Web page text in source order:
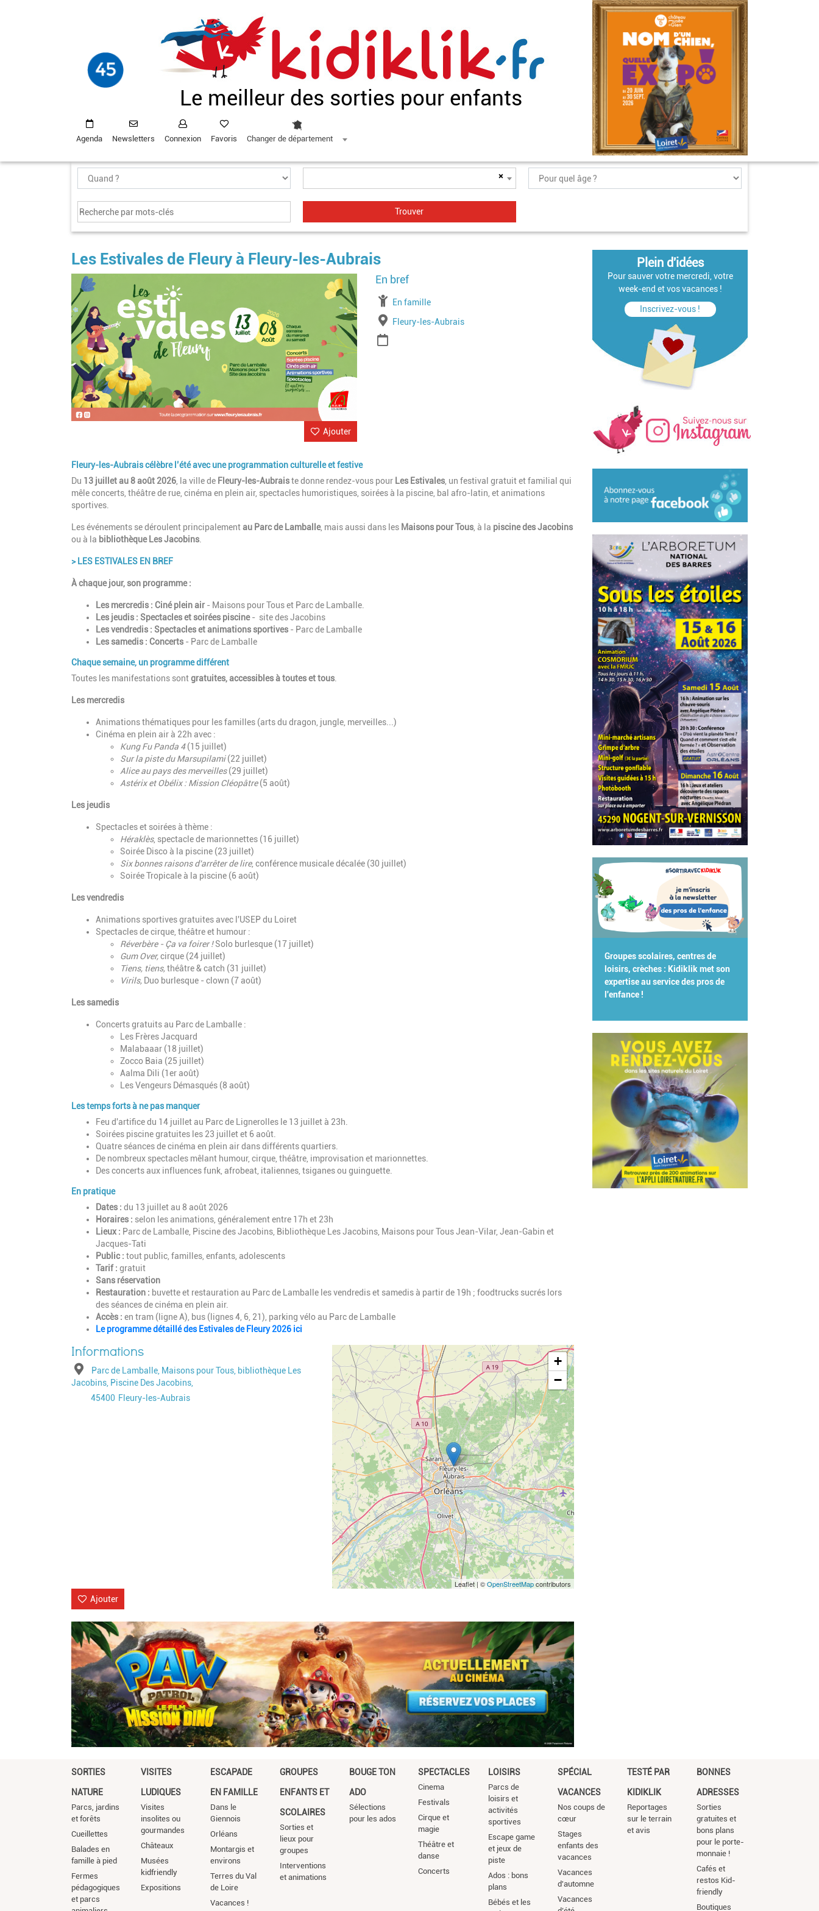
Le meilleur des sorties pour enfants
Agenda Newsletters Connexion Favoris Changer de département
×
Les Estivales de Fleury à Fleury-les-Aubrais
Image
Ajouter
À partir de
En famille
Lieu
Fleury-les-Aubrais
Fleury-les-Aubrais célèbre l’été avec une programmation culturelle et festive
Du 13 juillet au 8 août 2026 , la ville de Fleury-les-Aubraiste donne rendez-vous pour Les Estivales , un festival gratuit et familial qui
mêle concerts, théâtre de rue, cinéma en plein air, spectacles humoristiques, soirées à la piscine, bal afro-latin, et animations
sportives.
Les événements se déroulent principalementau Parc de Lamballe, mais aussi dans les Maisons pour Tous , à la piscine des Jacobins
ou à la bibliothèque Les Jacobins
> LES ESTIVALES EN BREF
À chaque jour, son programme :
Les mercredis : Ciné plein air - Maisons pour Tous et Parc de Lamballe.
Les jeudis : Spectacles et soirées piscine- site des Jacobins
Les vendredis : Spectacles et animations sportives - Parc de Lamballe
Les samedis : Concerts - Parc de Lamballe
Chaque semaine, un programme différent
Toutes les manifestations sontgratuites, accessibles à toutes et tous
Les mercredis
Animations thématiques pour les familles (arts du dragon, jungle, merveilles...)
Cinéma en plein air à 22h avec :
Kung Fu Panda 4(15 juillet)
Sur la piste du Marsupilami(22 juillet)
Alice au pays des merveilles(29 juillet)
Astérix et Obélix : Mission Cléopâtre(5 août)
Les jeudis
Spectacles et soirées à thème :
Héraklès, spectacle de marionnettes (16 juillet)
Soirée Disco à la piscine (23 juillet)
Six bonnes raisons d'arrêter de lire, conférence musicale décalée (30 juillet)
Soirée Tropicale à la piscine (6 août)
Les vendredis
Animations sportives gratuites avec l'USEP du Loiret
Spectacles de cirque, théâtre et humour :
Réverbère - Ça va foirer !Solo burlesque (17 juillet)
Gum Over,cirque (24 juillet)
Tiens, tiens,théâtre & catch (31 juillet)
Virils, Duo burlesque - clown (7 août)
Les samedis
Concerts gratuits au Parc de Lamballe :
Les Frères Jacquard
Malabaaar (18 juillet)
Zocco Baia (25 juillet)
Aalma Dili (1er août)
Les Vengeurs Démasqués (8 août)
Les temps forts à ne pas manquer
Feu d'artifice du 14 juillet au Parc de Lignerolles le 13 juillet à 23h.
Soirées piscine gratuites les 23 juillet et 6 août.
Quatre séances de cinéma en plein air dans différents quartiers.
De nombreux spectacles mêlant humour, cirque, théâtre, improvisation et marionnettes.
Des concerts aux influences funk, afrobeat, italiennes, tsiganes ou guinguette.
En pratique
Dates : du 13 juillet au 8 août 2026
Horaires : selon les animations, généralement entre 17h et 23h
Lieux : Parc de Lamballe, Piscine des Jacobins, Bibliothèque Les Jacobins, Maisons pour Tous Jean-Vilar, Jean-Gabin et
Jacques-Tati
Public : tout public, familles, enfants, adolescents
Tarif : gratuit
Sans réservation
Restauration : buvette et restauration au Parc de Lamballe les vendredis et samedis à partir de 19h ; foodtrucks sucrés lors
des séances de cinéma en plein air.
Accès : en tram (ligne A), bus (lignes 4, 6, 21), parking vélo au Parc de Lamballe
Le programme détaillé des Estivales de Fleury 2026 ici
AdresseParc de Lamballe, Maisons pour Tous, bibliothèque Les
Jacobins, Piscine Des Jacobins,
Code postal
45400 Ville
Fleury-les-Aubrais
Geolocalisation
+
−
Leaflet | ©OpenStreetMapcontributors
Ajouter
Plein d'idées
Pour sauver votre mercredi, votre
week-end et vos vacances !
Inscrivez-vous !
Groupes scolaires, centres de
loisirs, crèches : Kidiklik met son
expertise au service des pros de
l'enfance !
SORTIES
NATURE
Parcs, jardins
et forêts
Cueillettes
Balades en
famille à pied
Fermes
pédagogiques
et parcs
VISITES
LUDIQUES
Visites
insolites ou
gourmandes
Châteaux
Musées
kidfriendly
Expositions
ESCAPADE
EN FAMILLE
Dans le
Giennois
Orléans
Montargis et
environs
Terres du Val
de Loire
Vacances !
GROUPES
ENFANTS ET
SCOLAIRES
Sorties et
lieux pour
groupes
Interventions
et animations
BOUGE TON
ADO
Sélections
pour les ados
SPECTACLES
Cinema
Festivals
Cirque et
magie
Théâtre et
danse
Concerts
LOISIRS
Parcs de
loisirs et
activités
sportives
Escape game
et jeux de
piste
Ados : bons
plans
Bébés et les
SPÉCIAL
VACANCES
Nos coups de
cœur
Stages
enfants des
vacances
Vacances
d'automne
Vacances
TESTÉ PAR
KIDIKLIK
Reportages
sur le terrain
et avis
BONNES
ADRESSES
Sorties
gratuites et
bons plans
pour le porte-
monnaie !
Cafés et
restos Kid-
friendly
Boutiques